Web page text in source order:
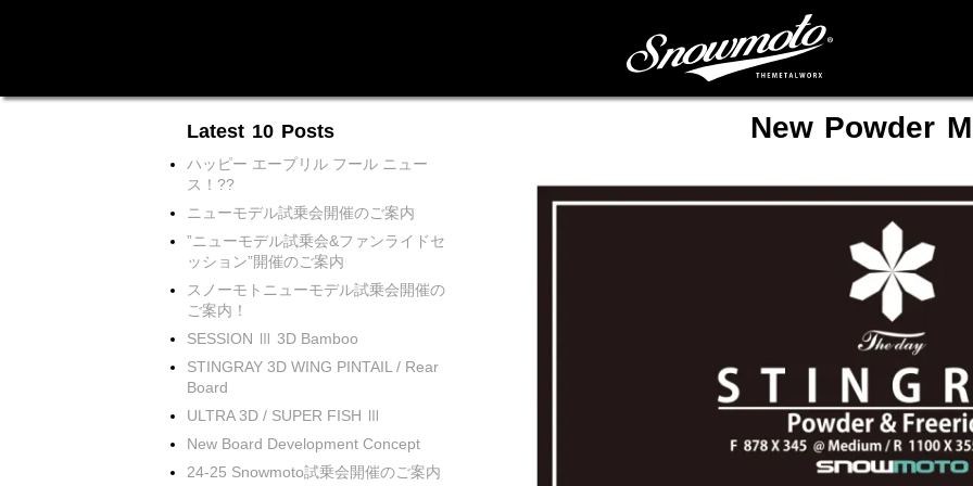
New Powder
Latest 10 Posts
ハッピー エープリル フール ニュー
ス！??
ニューモデル試乗会開催のご案内
”ニューモデル試乗会&ファンライドセ
ッション”開催のご案内
スノーモトニューモデル試乗会開催の
ご案内！
SESSION Ⅲ 3D Bamboo
STINGRAY 3D WING PINTAIL / Rear
Board
ULTRA 3D / SUPER FISH Ⅲ
New Board Development Concept
24-25 Snowmoto試乗会開催のご案内